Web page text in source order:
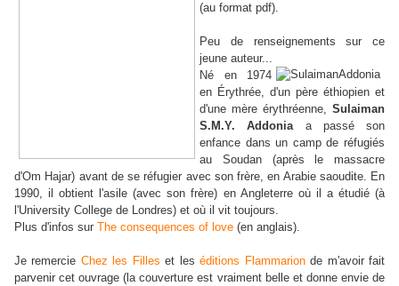
(au format pdf).
Peu de renseignements sur ce
jeune auteur...
Né en 1974
en Érythrée, d'un père éthiopien et
d'une mère érythréenne, Sulaiman
S.M.Y. Addoniaa passé son
enfance dans un camp de réfugiés
au Soudan (après le massacre
d'Om Hajar) avant de se réfugier avec son frère, en Arabie saoudite. En
1990, il obtient l'asile (avec son frère) en Angleterre où il a étudié (à
l'University College de Londres) et où il vit toujours.
Plus d'infos sur The consequences of love (en anglais).
Je remercie Chez les Filles et leséditions Flammarionde m'avoir fait
parvenir cet ouvrage (la couverture est vraiment belle et donne envie de